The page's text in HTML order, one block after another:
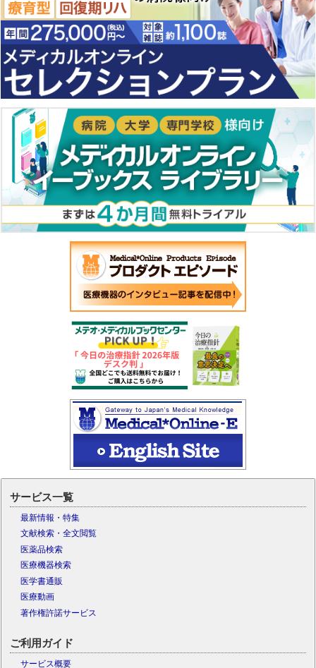
サービス一覧
最新情報・特集
文献検索・全文閲覧
医薬品検索
医療機器検索
医学書通販
医療動画
著作権許諾サービス
ご利用ガイド
サービス概要